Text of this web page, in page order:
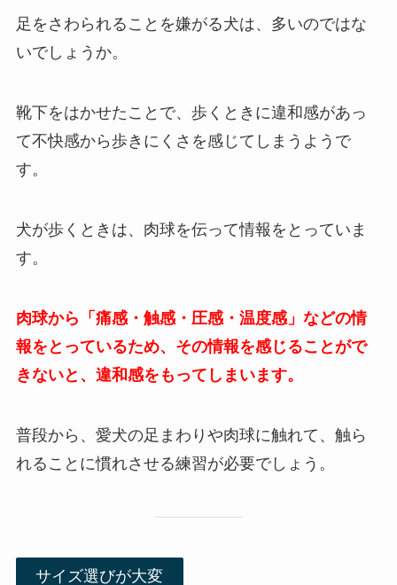
足をさわられることを嫌がる犬は、多いのではな
いでしょうか。
靴下をはかせたことで、歩くときに違和感があっ
て不快感から歩きにくさを感じてしまうようで
す。
犬が歩くときは、肉球を伝って情報をとっていま
す。
肉球から「痛感・触感・圧感・温度感」などの情
報をとっているため、その情報を感じることがで
きないと、違和感をもってしまいます。
普段から、愛犬の足まわりや肉球に触れて、触ら
れることに慣れさせる練習が必要でしょう。
サイズ選びが大変